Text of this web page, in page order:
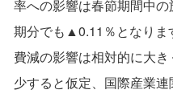
率への影響は春節期間中
期分でも▲0.11％となりま
費減の影響は相対的に大
少すると仮定、国際産業